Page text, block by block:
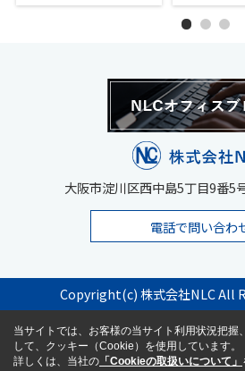
大阪市淀川区西中島5丁目9番5
電話で問い合わ
Copyright(c) 株式会社NLC All
当サイトでは、お客様の当サイト利用状況把握
して、クッキー（Cookie）を使用しています。
詳しくは、当社の 「Cookieの取扱いについて」